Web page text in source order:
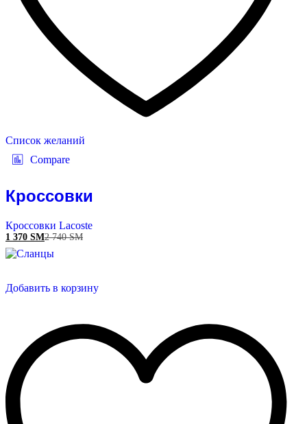
Список желаний
Compare
Кроссовки
Кроссовки Lacoste
1 370 ЅМ2 740ЅМ
Добавить в корзину